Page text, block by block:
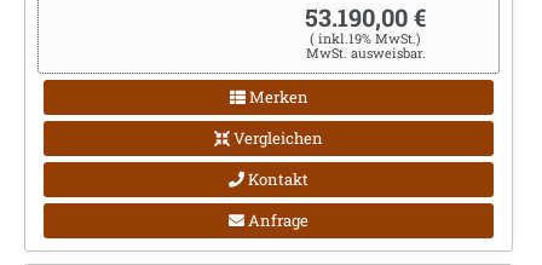
53.190,00 €
( inkl.19% MwSt.)
MwSt. ausweisbar.
Merken
Vergleichen
Kontakt
Anfrage